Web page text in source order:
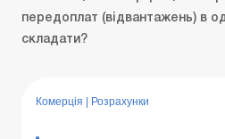
передоплат (відвантажень) в
складати?
Комерція Розрахунки